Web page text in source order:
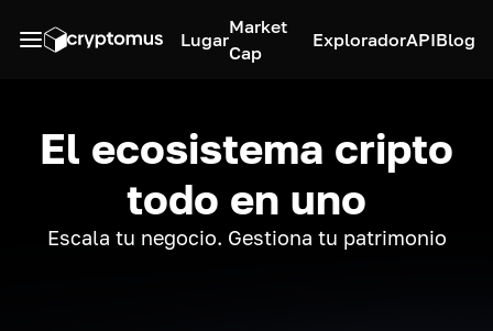
Lugar
Market
Cap
ExploradorAPIBlog
El ecosistema cripto
todo en uno
Escala tu negocio. Gestiona tu patrimonio